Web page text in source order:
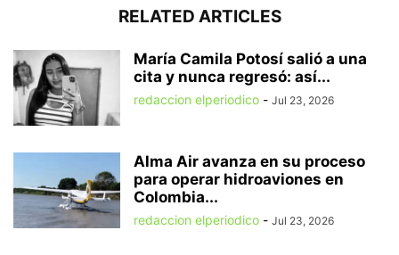
RELATED ARTICLES
María Camila Potosí salió a una
cita y nunca regresó: así...
redaccion elperiodico - Jul 23, 2026
Alma Air avanza en su proceso
para operar hidroaviones en
Colombia...
redaccion elperiodico - Jul 23, 2026